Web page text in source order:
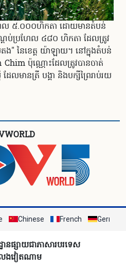
ែល ៥.០០០ហិកតា ដោយមានតំបន់
ប់ប្រហែល ៤៨០ ហិកតា ដែលត្រូវ
" នៃខេត្ត យ៉ាឡាយ។ នៅក្នុងតំបន់
ប៉ុណ្ណោះដែលត្រូវបានចាត់
មានត្រី បង្គា និងបក្សីព្រៃរាប់រយ
Chinese French German
ានផ្សាយជាភាសារបរទេស
ងវៀតណាម